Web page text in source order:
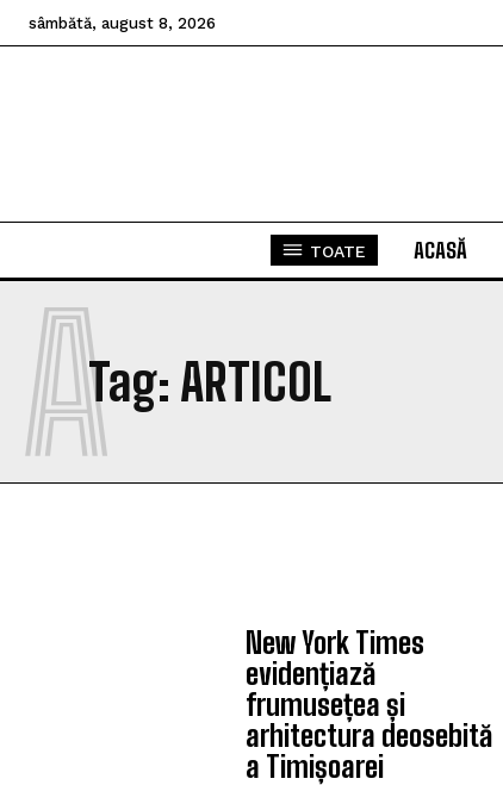
sâmbătă, august 8, 2026
TOATE ACASĂ
Tag: ARTICOL
A
New York Times
evidențiază
frumusețea și
arhitectura deosebită
a Timișoarei